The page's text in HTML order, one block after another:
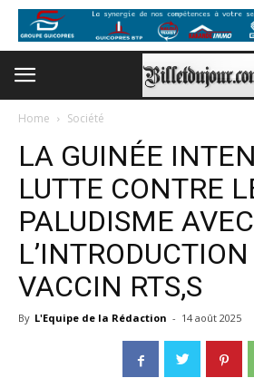
Home Société
LA GUINÉE
LUTTE CONTRE
PALUDISME AVEC
L’INTRODUCTION
VACCIN RTS,S
By L'Equipe de la Rédaction - 14 août 2025